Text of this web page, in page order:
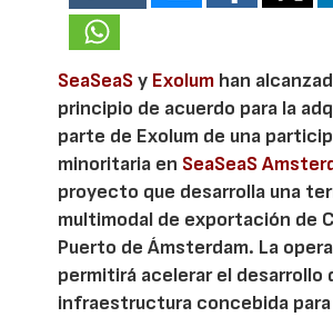
SeaSeaSy Exolum han
principio de acuerdo para la
parte de Exolum de una
minoritaria en SeaSeaS
proyecto que desarrolla una
multimodal de exportación de
Puerto de Ámsterdam. La
permitirá acelerar el desarrollo
infraestructura concebida